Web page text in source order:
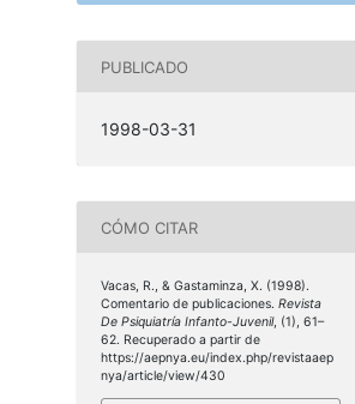
PUBLICADO
1998-03-31
CÓMO CITAR
Vacas, R., & Gastaminza, X. (1998).
Comentario de publicaciones. Revista
De Psiquiatría Infanto-Juvenil, (1), 61–
62. Recuperado a partir de
https://aepnya.eu/index.php/revistaaep
nya/article/view/430